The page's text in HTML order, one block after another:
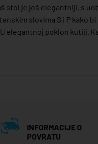
stol je još elegantniji, s
slovima S i P kako
elegantnoj poklon kutiji.
INFORMACIJE O
POVRATU